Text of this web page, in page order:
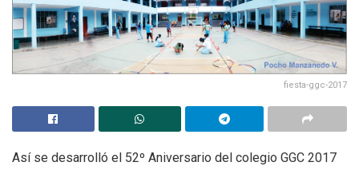
fiesta-ggc-2017
Así se desarrolló el 52º Aniversario del colegio GGC 2017